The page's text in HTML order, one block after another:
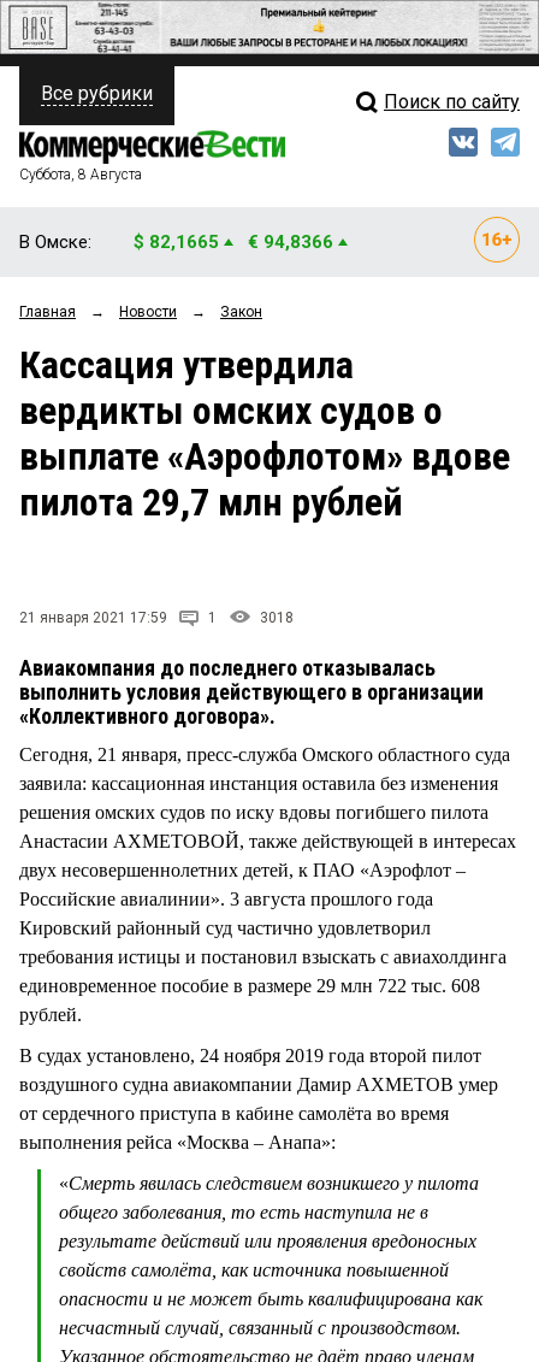
ПОЛИТИКА
ФИНАНСЫ
ОБЩЕСТВО
ЗАКОН
НОВОСТИ КОМПАНИЙ
ПРОИСШЕСТВИЯ
Свежий выпуск
Рейтинги
Блоги
Архив
Все рубрики Поиск по сайту
Суббота, 8 Августа
В Омске: $ 82,1665 € 94,8366
Главная → Новости → Закон
Кассация утвердила
вердикты омских судов о
выплате «Аэрофлотом» вдове
пилота 29,7 млн рублей
21 января 2021 17:59 1 3018
Авиакомпания до последнего отказывалась
выполнить условия действующего в организации
«Коллективного договора».
Сегодня, 21 января, пресс-служба Омского областного суда
заявила: кассационная инстанция оставила без изменения
решения омских судов по иску вдовы погибшего пилота
Анастасии АХМЕТОВОЙ, также действующей в интересах
двух несовершеннолетних детей, к ПАО «Аэрофлот –
Российские авиалинии». 3 августа прошлого года
Кировский районный суд частично удовлетворил
требования истицы и постановил взыскать с авиахолдинга
единовременное пособие в размере 29 млн 722 тыс. 608
рублей.
В судах установлено, 24 ноября 2019 года второй пилот
воздушного судна авиакомпании Дамир АХМЕТОВ умер
от сердечного приступа в кабине самолёта во время
выполнения рейса «Москва – Анапа»:
«Смерть явилась следствием возникшего у пилота
общего заболевания, то есть наступила не в
результате действий или проявления вредоносных
свойств самолёта, как источника повышенной
опасности и не может быть квалифицирована как
несчастный случай, связанный с производством.
Указанное обстоятельство не даёт право членам